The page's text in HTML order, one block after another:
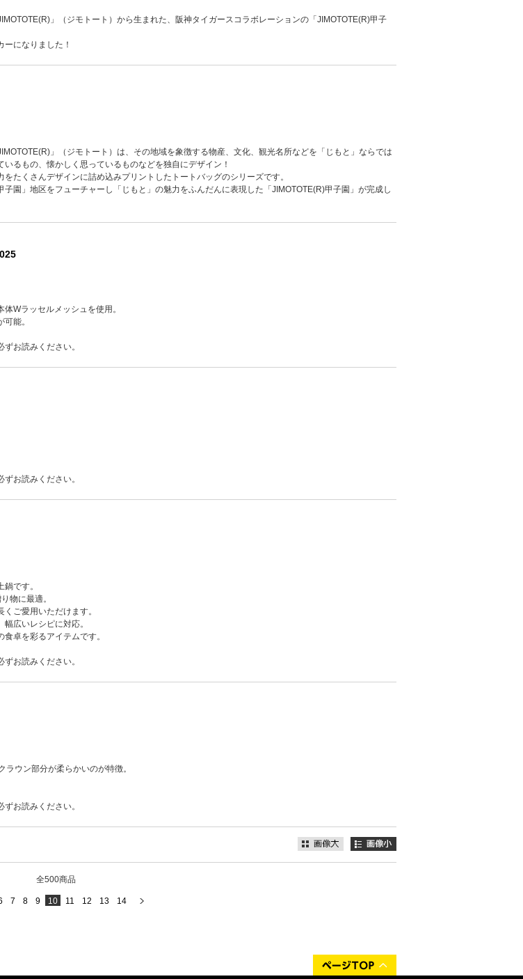
」（ジモトート）から生まれた、阪神タイガースコラボレーションの「JIMOTOTE(R)甲子
になりました！
」（ジモトート）は、その地域を象徴する物産、文化、観光名所などを「じもと」ならでは
るもの、懐かしく思っているものなどを独自にデザイン！
たくさんデザインに詰め込みプリントしたトートバッグのシリーズです。
園」地区をフューチャーし「じもと」の魅力をふんだんに表現した「JIMOTOTE(R)甲子園」が完成し
Wラッセルメッシュを使用。
能。
お読みください。
お読みください。
です。
物に最適。
ご愛用いただけます。
広いレシピに対応。
卓を彩るアイテムです。
お読みください。
ラウン部分が柔らかいのが特徴。
お読みください。
全500商品
7 8 9 10 11 12 13 14